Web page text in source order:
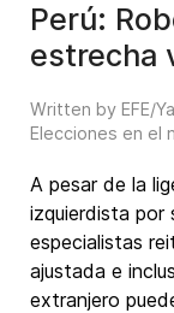
Perú:
estrecha
Written by EFE/
Elecciones en el
A pesar de la
izquierdista por
especialistas
ajustada e
extranjero